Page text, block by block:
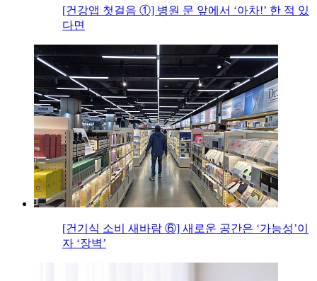
[건강앱 첫걸음 ①] 병원 문 앞에서 ‘아차!’ 한 적 있
다면
[건기식 소비 새바람 ⑥] 새로운 공간은 ‘가능성’이
자 ‘장벽’